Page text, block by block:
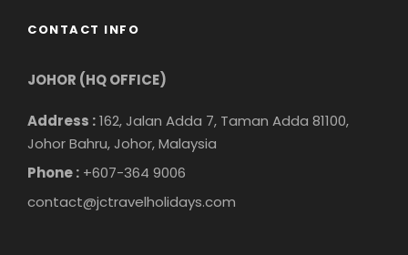
CONTACT INFO
JOHOR (HQ OFFICE)
Address :162, Jalan Adda 7, Taman Adda 81100,
Johor Bahru, Johor, Malaysia
Phone : +607-364 9006
contact@jctravelholidays.com